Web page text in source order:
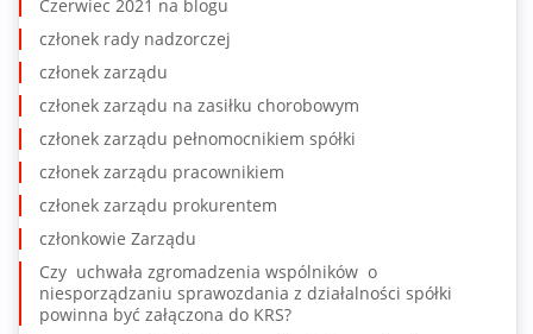
Czerwiec 2021 na blogu
członek rady nadzorczej
członek zarządu
członek zarządu na zasiłku chorobowym
członek zarządu pełnomocnikiem spółki
członek zarządu pracownikiem
członek zarządu prokurentem
członkowie Zarządu
Czy uchwała zgromadzenia wspólników o
niesporządzaniu sprawozdania z działalności spółki
powinna być załączona do KRS?